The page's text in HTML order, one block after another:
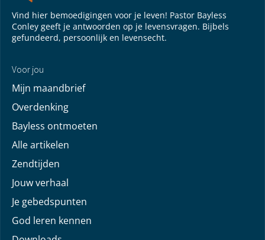
Vind hier bemoedigingen voor je leven! Pastor Bayless
Conley geeft je antwoorden op je levensvragen. Bijbels
gefundeerd, persoonlijk en levensecht.
Voor jou
Mijn maandbrief
Overdenking
Bayless ontmoeten
Alle artikelen
Zendtijden
Jouw verhaal
Je gebedspunten
God leren kennen